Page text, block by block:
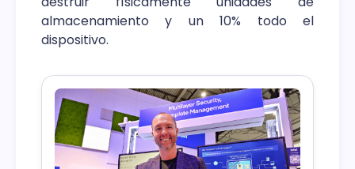
almacenamiento y un 10% todo el
dispositivo.